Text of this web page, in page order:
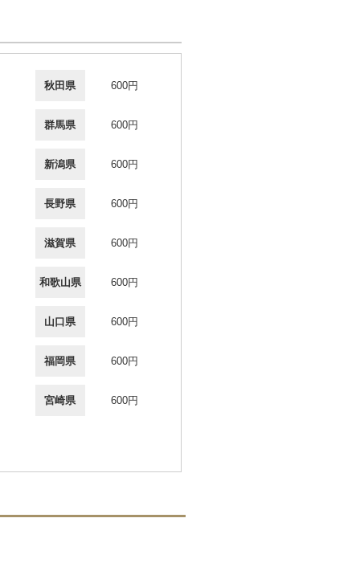
秋田県 600円
群馬県 600円
新潟県 600円
長野県 600円
滋賀県 600円
和歌山県 600円
山口県 600円
福岡県 600円
宮崎県 600円